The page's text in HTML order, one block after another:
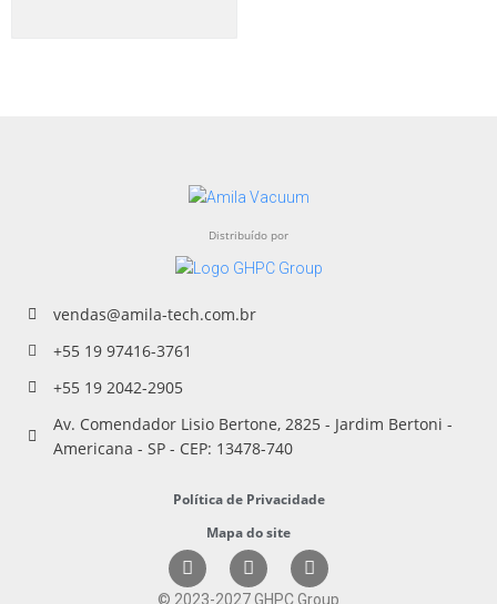
Distribuído por
vendas@amila-tech.com.br
+55 19 97416-3761
+55 19 2042-2905
Av. Comendador Lisio Bertone, 2825 - Jardim Bertoni -
Americana - SP - CEP: 13478-740
Política de Privacidade
Mapa do site
© 2023-2027 GHPC Group